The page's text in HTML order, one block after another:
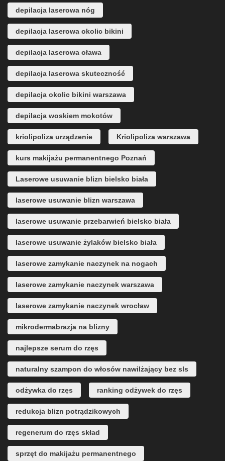
depilacja laserowa nóg
depilacja laserowa okolic bikini
depilacja laserowa oława
depilacja laserowa skuteczność
depilacja okolic bikini warszawa
depilacja woskiem mokotów
kriolipoliza urządzenie Kriolipoliza warszawa
kurs makijażu permanentnego Poznań
Laserowe usuwanie blizn bielsko biała
laserowe usuwanie blizn warszawa
laserowe usuwanie przebarwień bielsko biała
laserowe usuwanie żylaków bielsko biała
laserowe zamykanie naczynek na nogach
laserowe zamykanie naczynek warszawa
laserowe zamykanie naczynek wrocław
mikrodermabrazja na blizny
najlepsze serum do rzęs
naturalny szampon do włosów nawilżający bez sls
odżywka do rzęs ranking odżywek do rzęs
redukcja blizn potrądzikowych
regenerum do rzęs skład
sprzęt do makijażu permanentnego